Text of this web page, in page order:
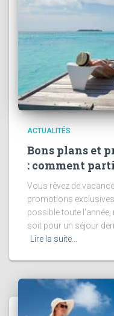
ACTUALITÉS
Bons plans et
: comment
Vous rêvez de
promotions exclusives
possible toute
soit pour un séjour
Lire la suite…